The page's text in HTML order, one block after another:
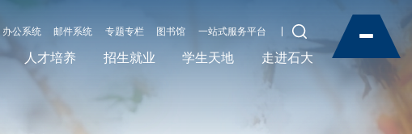
办公系统 邮件系统 专题专栏 图书馆 一站式服务平台
人才培养 招生就业 学生天地 走进石大